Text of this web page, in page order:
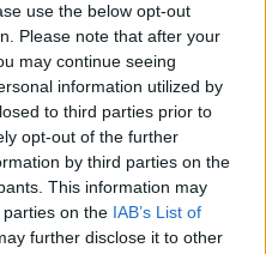
use the below opt-out
Please note that after your
may continue seeing
information utilized by
to third parties prior to
opt-out of the further
by third parties on the
This information may
on the IAB’s List of
further disclose it to other
de Tortosa amplia el
les obres de l’aparcament
de Renfe per les altes